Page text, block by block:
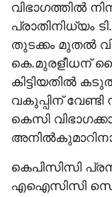
വിഭാഗത്തില്‍
പ്രാതിനിധ്യം
തുടക്കം മുതല്‍
കെ.മുരളീധന്
കിട്ടിയതില്‍
വകുപ്പിന്
കെസി
കെപിസിസി
എഐസിസി